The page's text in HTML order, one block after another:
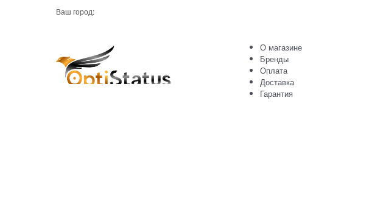
Ваш город:
О магазине
Бренды
Оплата
Доставка
Гарантия